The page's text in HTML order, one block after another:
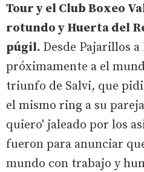
Tour y el Club Boxeo
rotundo y Huerta del
púgil. Desde Pajarillos
próximamente a el
triunfo de Salvi, que
el mismo ring a su
quiero' jaleado por los
fueron para anunciar
mundo con trabajo y